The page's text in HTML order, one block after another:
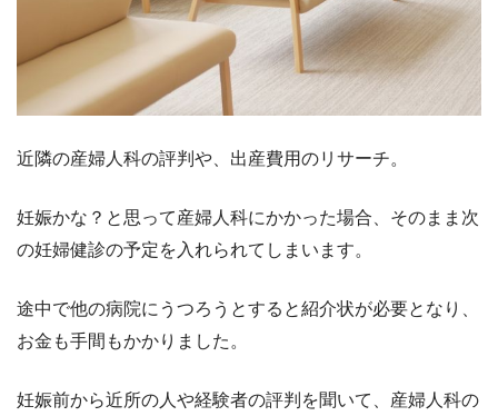
近隣の産婦人科の評判や、出産費用のリサーチ。
妊娠かな？と思って産婦人科にかかった場合、そのまま次
の妊婦健診の予定を入れられてしまいます。
途中で他の病院にうつろうとすると紹介状が必要となり、
お金も手間もかかりました。
妊娠前から近所の人や経験者の評判を聞いて、産婦人科の